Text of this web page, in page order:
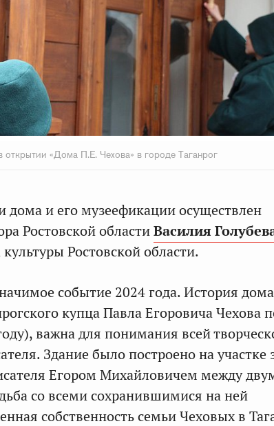
открытии «Дома П.Е. Чехова» в городе Таганрог
дома и его музеефикации осуществлен
Ростовской областиВасилия
Ростовской области.
событие 2024 года. История
купца Павла Егоровича Чехова
важна для понимания всей
Здание было построено на участке
Егором Михайловичем между
со всеми сохранившимися на ней
собственность семьи Чеховых в